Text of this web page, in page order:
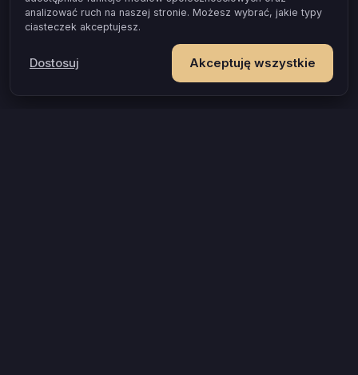
analizować ruch na naszej stronie. Możesz wybrać, jakie typy
ciasteczek akceptujesz.
Akceptuję wszystkie
Dostosuj